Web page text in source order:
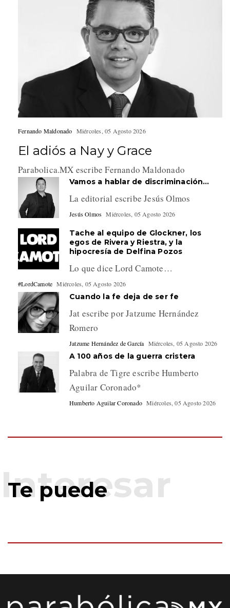
Fernando Maldonado Miércoles, 05 Agosto 2026
El adiós a Nay y Grace
Parabolica.MX escribe Fernando Maldonado
Vamos a hablar de discriminación…
La editorial escribe Jesús Olmos
Jesús Olmos Miércoles, 05 Agosto 2026
Tache al equipo de Glockner, los
egos de Rivera y Riestra, y la
hipocresía de Delfina Pozos
Lo que dice Lord Camote…
#LordCamote Miércoles, 05 Agosto 2026
Cuando la fe deja de ser fe
Jat escribe por Jatzume Hernández
Romero
Jatzume Hernández de García Miércoles, 05 Agosto 2026
A 100 años de la guerra cristera
Palabra de Tigre escribe Humberto
Aguilar Coronado*
Humberto Aguilar Coronado Miércoles, 05 Agosto 2026
Te puede